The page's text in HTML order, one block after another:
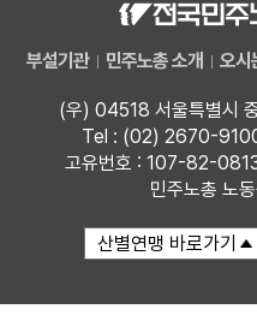
부설기관 민주노총 소개 오시
(우) 04518 서울특별시
Tel : (02) 2670-
고유번호 : 107-82-
민주노총 노